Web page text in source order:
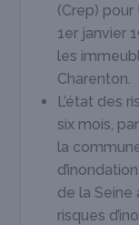
(Crep)
1 er janvier
les
Charenton.
L’état des
six mois,
la
de la Seine
risques